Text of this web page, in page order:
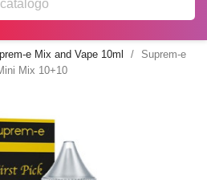
e Mix and Vape 10ml
Suprem-e
Mix 10+10